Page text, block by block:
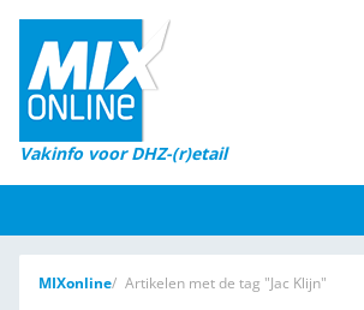
Vakinfo voor DHZ-(r)etail
Home
Magazines
DHZ Sessie
Marktcijfers
MIXonline Artikelen met de tag "Jac Klijn"